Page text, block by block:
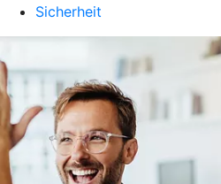
Sicherheit